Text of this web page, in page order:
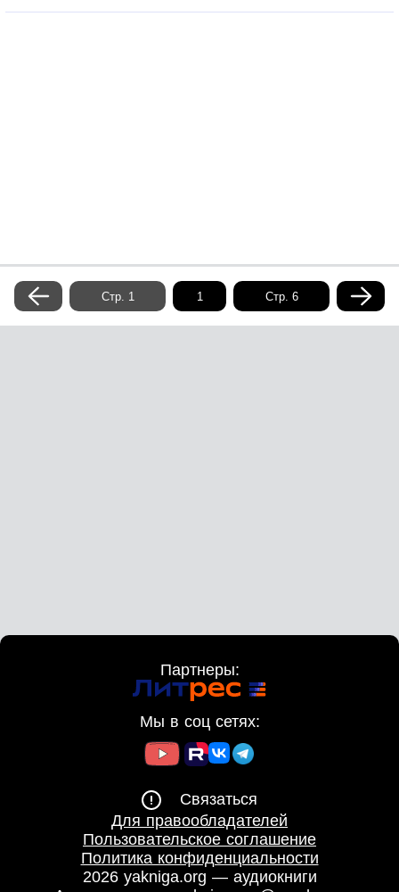
Стр. 1 Стр. 6
Партнеры:
Мы в соц сетях:
Связаться
Для правообладателей
Пользовательское соглашение
Политика конфиденциальности
2026 yakniga.org — аудиокниги